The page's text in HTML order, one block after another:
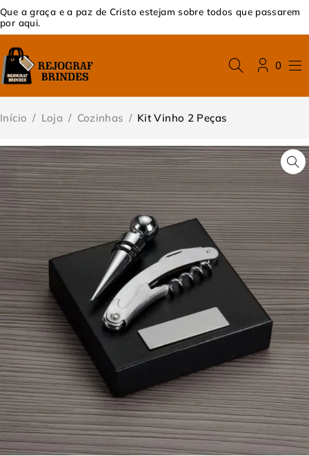
Que a graça e a paz de Cristo estejam sobre todos que passarem
por aqui.
0
Início / Loja / Cozinhas / Kit Vinho 2 Peças